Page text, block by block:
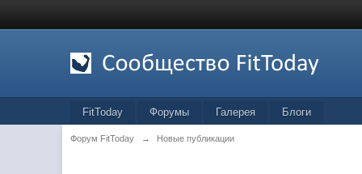
FitToday Форумы Галерея Блоги
Форум FitToday → Новые публикации